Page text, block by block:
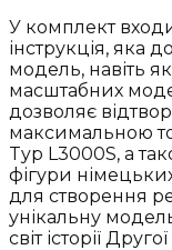
У комплект
інструкція, яка
модель, навіть
масштабних
дозволяє
максимальною
Typ L3000S, а
фігури
для створення
унікальну
світ історії